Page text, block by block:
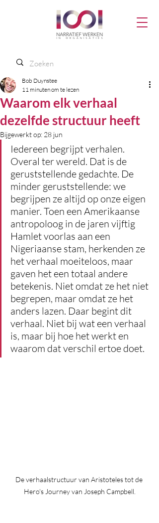
Waarom elk verhaal
dezelfde structuur heeft
Bob Duynstee
11 minuten om te lezen
Bijgewerkt op: 28 jun
Iedereen begrijpt verhalen.
Overal ter wereld. Dat is de
geruststellende gedachte. De
minder geruststellende: we
begrijpen ze altijd op onze eigen
manier. Toen een Amerikaanse
antropoloog in de jaren vijftig
Hamlet voorlas aan een
Nigeriaanse stam, herkenden ze
het verhaal moeiteloos, maar
gaven het een totaal andere
betekenis. Niet omdat ze het niet
begrepen, maar omdat ze het
anders lazen. Daar begint dit
verhaal. Niet bij wat een verhaal
is, maar bij hoe het werkt en
waarom dat verschil ertoe doet.
De verhaalstructuur van Aristoteles tot de
Hero's Journey van Joseph Campbell.